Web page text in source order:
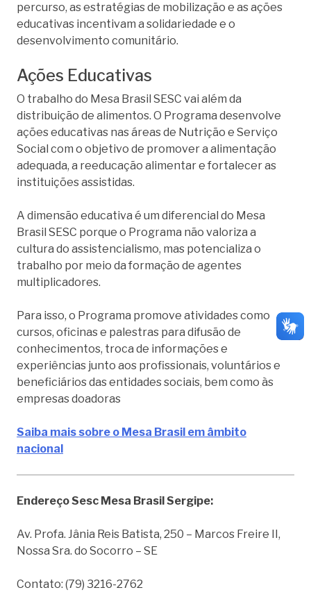
percurso, as estratégias de mobilização e as ações
educativas incentivam a solidariedade e o
desenvolvimento comunitário.
Ações Educativas
O trabalho do Mesa Brasil SESC vai além da
distribuição de alimentos. O Programa desenvolve
ações educativas nas áreas de Nutrição e Serviço
Social com o objetivo de promover a alimentação
adequada, a reeducação alimentar e fortalecer as
instituições assistidas.
A dimensão educativa é um diferencial do Mesa
Brasil SESC porque o Programa não valoriza a
cultura do assistencialismo, mas potencializa o
trabalho por meio da formação de agentes
multiplicadores.
Para isso, o Programa promove atividades como
cursos, oficinas e palestras para difusão de
conhecimentos, troca de informações e
experiências junto aos profissionais, voluntários e
beneficiários das entidades sociais, bem como às
empresas doadoras
Saiba mais sobre o Mesa Brasil em âmbito
nacional
Endereço Sesc Mesa Brasil Sergipe:
Av. Profa. Jânia Reis Batista, 250 – Marcos Freire II,
Nossa Sra. do Socorro – SE
Contato: (79) 3216-2762